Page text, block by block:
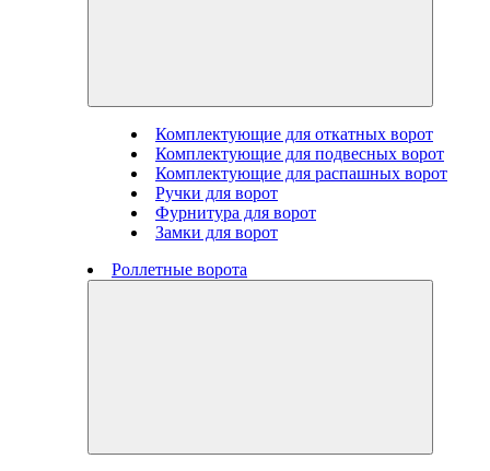
Комплектующие для откатных ворот
Комплектующие для подвесных ворот
Комплектующие для распашных ворот
Ручки для ворот
Фурнитура для ворот
Замки для ворот
Роллетные ворота